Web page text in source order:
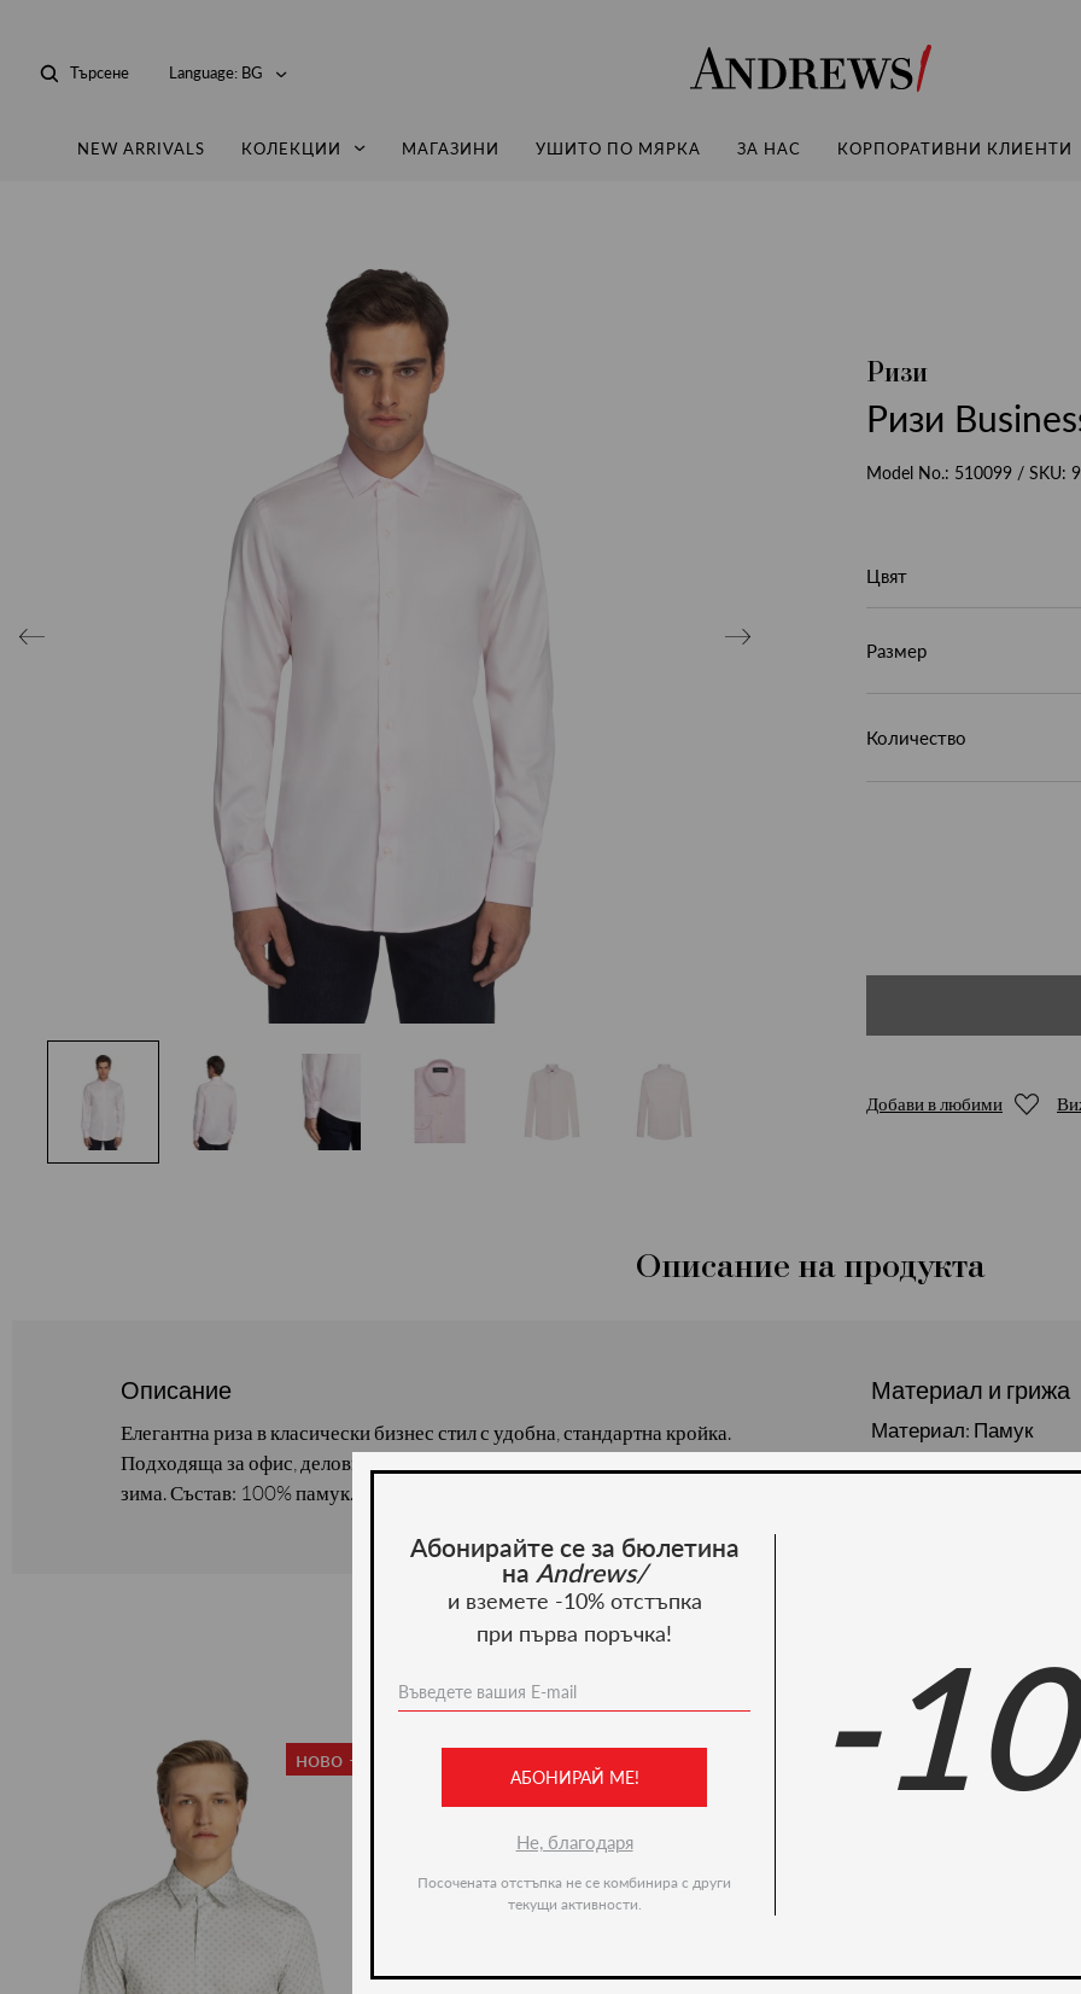
Andrews
Търсене Language: BG
NEW ARRIVALS КОЛЕКЦИИ МАГАЗИНИ УШИТО ПО МЯРКА ЗА НАС КОРПОРАТИВНИ КЛИЕНТИ
Ризи
Ризи
Model No.: 510099 / SKU:
Цвят
Размер
Количество
Добави в любими
Описание на продукта
Описание
Елегантна риза в класически бизнес стил с удобна, стандартна кройка.
Подходяща за офис, делови срещи и официални поводи. Сезон есен/
зима. Състав: 100% памук.
Материал и грижа
Материал: Памук
Ние препоръчваме
ново -36%
Абонирайте се за бюлетина
на Andrews/
и вземете -10% отстъпка
при първа поръчка!
АБОНИРАЙ МЕ!
Не, благодаря
Посочената отстъпка не се комбинира с други
текущи активности.
-